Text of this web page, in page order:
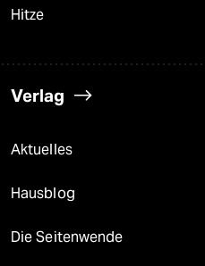
Hitze
Verlag
Aktuelles
Hausblog
Die Seitenwende